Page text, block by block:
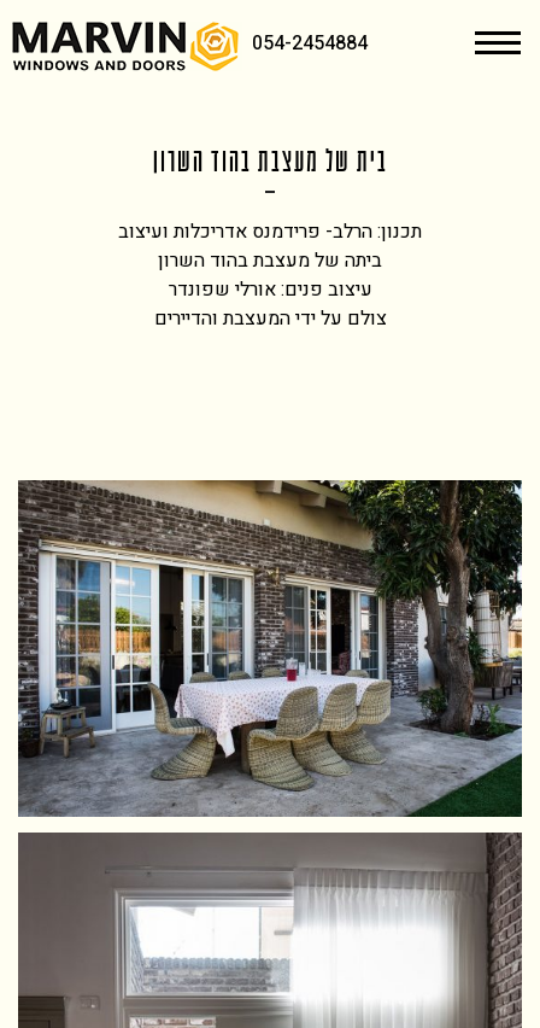
054-2454884
בית של מעצבת בהוד השרון
תכנון: הרלב- פרידמנס אדריכלות ועיצוב
ביתה של מעצבת בהוד השרון
עיצוב פנים: אורלי שפונדר
צולם על ידי המעצבת והדיירים